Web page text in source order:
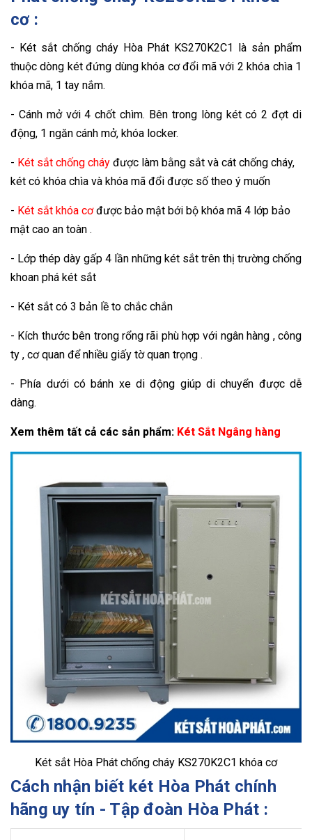
cơ :
- Két sắt chống cháy Hòa Phát KS270K2C1 là sản phẩm
thuộc dòng két đứng dùng khóa cơ đổi mã với 2 khóa chìa 1
khóa mã, 1 tay nắm.
- Cánh mở với 4 chốt chìm. Bên trong lòng két có 2 đợt di
động, 1 ngăn cánh mở, khóa locker.
- Két sắt chống cháy được làm bằng sắt và cát chống cháy,
két có khóa chìa và khóa mã đổi được số theo ý muốn
- Két sắt khóa cơđược bảo mật bới bộ khóa mã 4 lớp bảo
mật cao an toàn .
- Lớp thép dày gấp 4 lần những két sắt trên thị trường chống
khoan phá két sắt
- Két sắt có 3 bản lề to chắc chắn
- Kích thước bên trong rổng rãi phù hợp với ngân hàng , công
ty , cơ quan để nhiều giấy tờ quan trọng .
- Phía dưới có bánh xe di động giúp di chuyển được dễ
dàng.
Xem thêm tất cả các sản phẩm: Két Sắt Ngâng hàng
Két sắt Hòa Phát chống cháy KS270K2C1 khóa cơ
Cách nhận biết két Hòa Phát chính
hãng uy tín - Tập đoàn Hòa Phát :